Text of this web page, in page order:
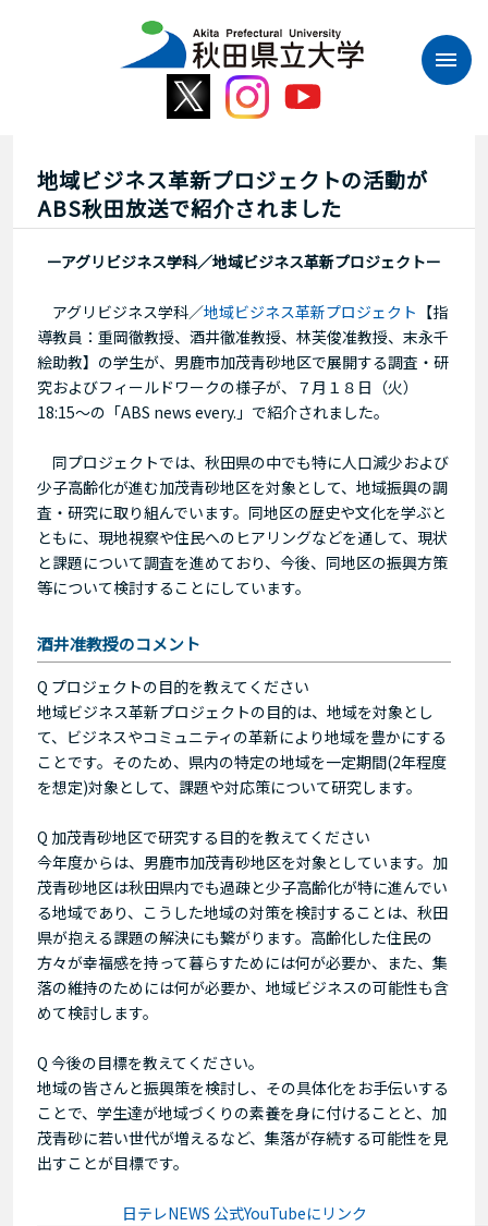
地域ビジネス革新プロジェクトの活動が
ABS秋田放送で紹介されました
ーアグリビジネス学科／地域ビジネス革新プロジェクトー
アグリビジネス学科／地域ビジネス革新プロジェクト 【指
導教員：重岡徹教授、酒井徹准教授、林芙俊准教授、末永千
絵助教】の学生が、男鹿市加茂青砂地区で展開する調査・研
究およびフィールドワークの様子が、７月１８日（火）
18:15～の「ABS news every.」で紹介されました。
同プロジェクトでは、秋田県の中でも特に人口減少および
少子高齢化が進む加茂青砂地区を対象として、地域振興の調
査・研究に取り組んでいます。同地区の歴史や文化を学ぶと
ともに、現地視察や住民へのヒアリングなどを通して、現状
と課題について調査を進めており、今後、同地区の振興方策
等について検討することにしています。
酒井准教授のコメント
Q プロジェクトの目的を教えてください
地域ビジネス革新プロジェクトの目的は、地域を対象とし
て、ビジネスやコミュニティの革新により地域を豊かにする
ことです。そのため、県内の特定の地域を一定期間(2年程度
を想定)対象として、課題や対応策について研究します。
Q 加茂青砂地区で研究する目的を教えてください
今年度からは、男鹿市加茂青砂地区を対象としています。加
茂青砂地区は秋田県内でも過疎と少子高齢化が特に進んでい
る地域であり、こうした地域の対策を検討することは、秋田
県が抱える課題の解決にも繋がります。高齢化した住民の
方々が幸福感を持って暮らすためには何が必要か、また、集
落の維持のためには何が必要か、地域ビジネスの可能性も含
めて検討します。
Q 今後の目標を教えてください。
地域の皆さんと振興策を検討し、その具体化をお手伝いする
ことで、学生達が地域づくりの素養を身に付けることと、加
茂青砂に若い世代が増えるなど、集落が存続する可能性を見
出すことが目標です。
日テレNEWS 公式YouTubeにリンク